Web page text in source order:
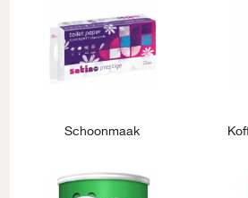
Schoonmaak